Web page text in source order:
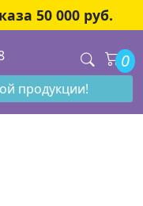
50 000 руб.
0
продукции!